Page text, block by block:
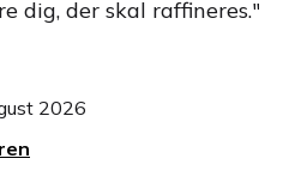
dig, der skal raffineres."
2026